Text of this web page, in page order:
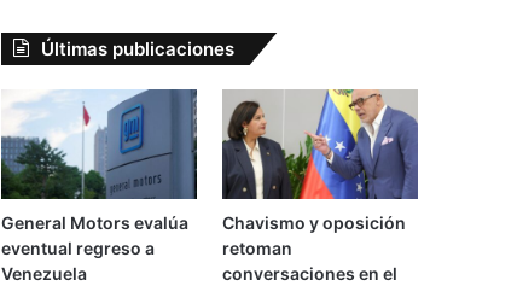
Últimas publicaciones
General Motors evalúa
eventual regreso a
Venezuela
Chavismo y oposición
retoman
conversaciones en el